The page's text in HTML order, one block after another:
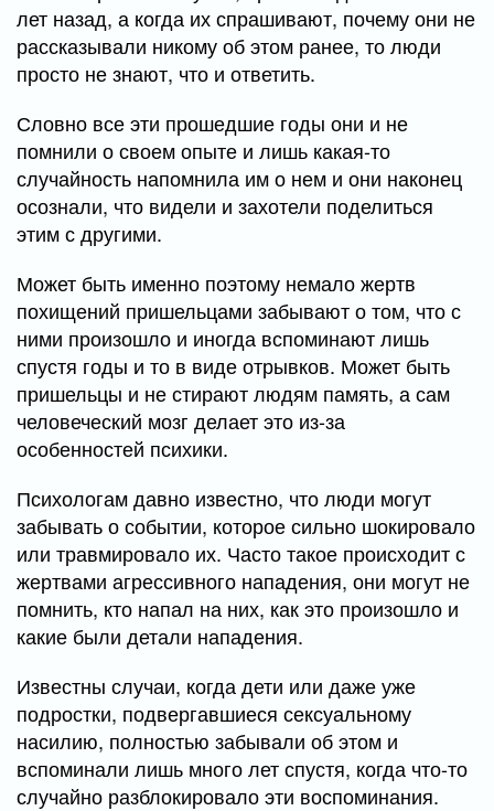
лет назад, а когда их спрашивают, почему они не
рассказывали никому об этом ранее, то люди
просто не знают, что и ответить.
Словно все эти прошедшие годы они и не
помнили о своем опыте и лишь какая-то
случайность напомнила им о нем и они наконец
осознали, что видели и захотели поделиться
этим с другими.
Может быть именно поэтому немало жертв
похищений пришельцами забывают о том, что с
ними произошло и иногда вспоминают лишь
спустя годы и то в виде отрывков. Может быть
пришельцы и не стирают людям память, а сам
человеческий мозг делает это из-за
особенностей психики.
Психологам давно известно, что люди могут
забывать о событии, которое сильно шокировало
или травмировало их. Часто такое происходит с
жертвами агрессивного нападения, они могут не
помнить, кто напал на них, как это произошло и
какие были детали нападения.
Известны случаи, когда дети или даже уже
подростки, подвергавшиеся сексуальному
насилию, полностью забывали об этом и
вспоминали лишь много лет спустя, когда что-то
случайно разблокировало эти воспоминания.